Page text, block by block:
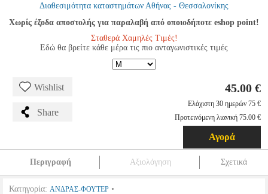
Διαθεσιμότητα καταστημάτων Αθήνας - Θεσσαλονίκης
Χωρίς έξοδα αποστολής για παραλαβή από οποιοδήποτε eshop point!
Σταθερά Χαμηλές Τιμές!
Εδώ θα βρείτε κάθε μέρα τις πιο ανταγωνιστικές τιμές
Wishlist
Share
45.00 €
Ελάχιστη 30 ημερών 75 €
Προτεινόμενη λιανική 75.00 €
Αγορά
Περιγραφή Αξιολόγηση Σχετικά
Κατηγορία: ΑΝΔΡΑΣ-ΦΟΥΤΕΡ •